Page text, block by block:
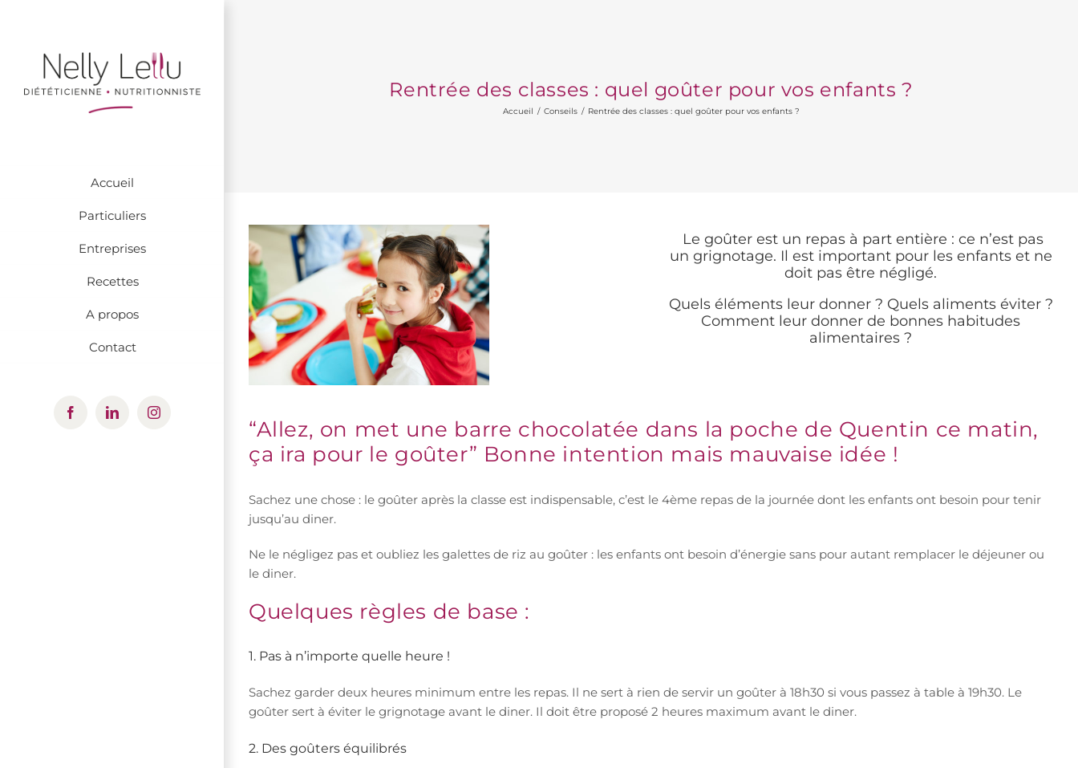
Accueil
Particuliers
Entreprises
Recettes
A propos
Contact
FacebookLinkedInInstagram
Rentrée des classes : quel goûter pour vos enfants ?
Accueil Conseils Rentrée des classes : quel goûter pour vos enfants ?
Le goûter est un repas à part entière : ce n’est pas
un grignotage. Il est important pour les enfants et ne
doit pas être négligé.
Quels éléments leur donner ? Quels aliments éviter ?
Comment leur donner de bonnes habitudes
alimentaires ?
“Allez, on met une barre chocolatée dans la poche de Quentin ce matin,
ça ira pour le goûter” Bonne intention mais mauvaise idée !
Sachez une chose : le goûter après la classe est indispensable, c’est le 4ème repas de la journée dont les enfants ont besoin pour tenir
jusqu’au diner.
Ne le négligez pas et oubliez les galettes de riz au goûter : les enfants ont besoin d’énergie sans pour autant remplacer le déjeuner ou
le diner.
Quelques règles de base :
1. Pas à n’importe quelle heure !
Sachez garder deux heures minimum entre les repas. Il ne sert à rien de servir un goûter à 18h30 si vous passez à table à 19h30. Le
goûter sert à éviter le grignotage avant le diner. Il doit être proposé 2 heures maximum avant le diner.
2. Des goûters équilibrés